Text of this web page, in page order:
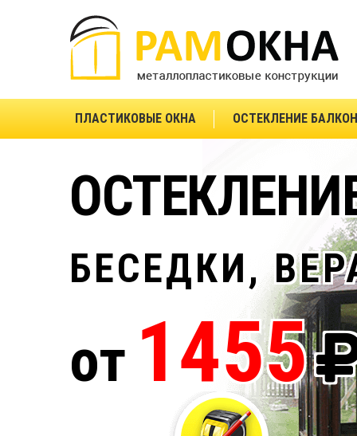
ПЛАСТИКОВЫЕ ОКНА ОСТЕКЛЕНИЕ
БЕСЕДКИ,
от 1455